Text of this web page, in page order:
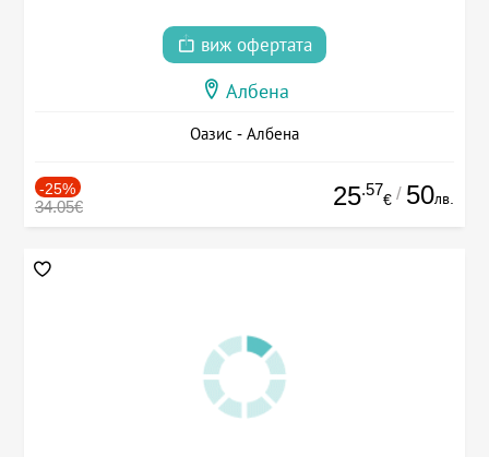
виж офертата
Албена
Оазис - Албена
-25%
34.05€ 25.57
€ / 50лв.